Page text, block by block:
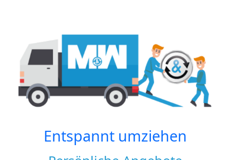
Entspannt umziehen